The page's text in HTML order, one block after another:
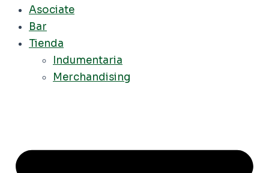
Asociate
Bar
Tienda
Indumentaria
Merchandising